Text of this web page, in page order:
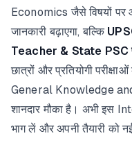
Economics जैसे विषयों पर
जानकारी बढ़ाएगा, बल्कि
Teacher & State PSC
छात्रों और प्रतियोगी
General Knowledge
शानदार मौका है। अभी इस
भाग लें और अपनी तैयारी को